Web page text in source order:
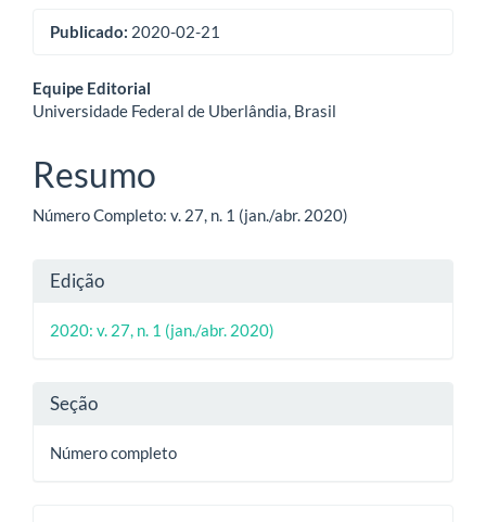
Publicado: 2020-02-21
Conteúdo
artigo
principal
Equipe Editorial
Universidade Federal de Uberlândia, Brasil
Resumo
Número Completo: v. 27, n. 1 (jan./abr. 2020)
Detalhes
do
Edição
2020: v. 27, n. 1 (jan./abr. 2020)
Seção
Número completo